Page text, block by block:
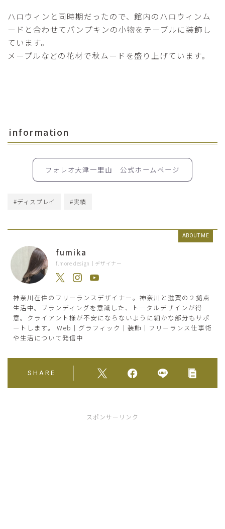
ハロウィンと同時期だったので、館内のハロウィンム
ードと合わせてパンプキンの小物をテーブルに装飾し
ています。
メープルなどの花材で秋ムードを盛り上げています。
information
フォレオ大津一里山 公式ホームページ
#ディスプレイ #実績
ABOUT ME
fumika
f.more design｜デザイナー
神奈川在住のフリーランスデザイナー。神奈川と滋賀の２拠点
生活中。ブランディングを意識した、トータルデザインが得
意。クライアント様が不安にならないように細かな部分もサポ
ートします。 Web｜グラフィック｜装飾｜フリーランス仕事術
や生活について発信中
SHARE
スポンサーリンク